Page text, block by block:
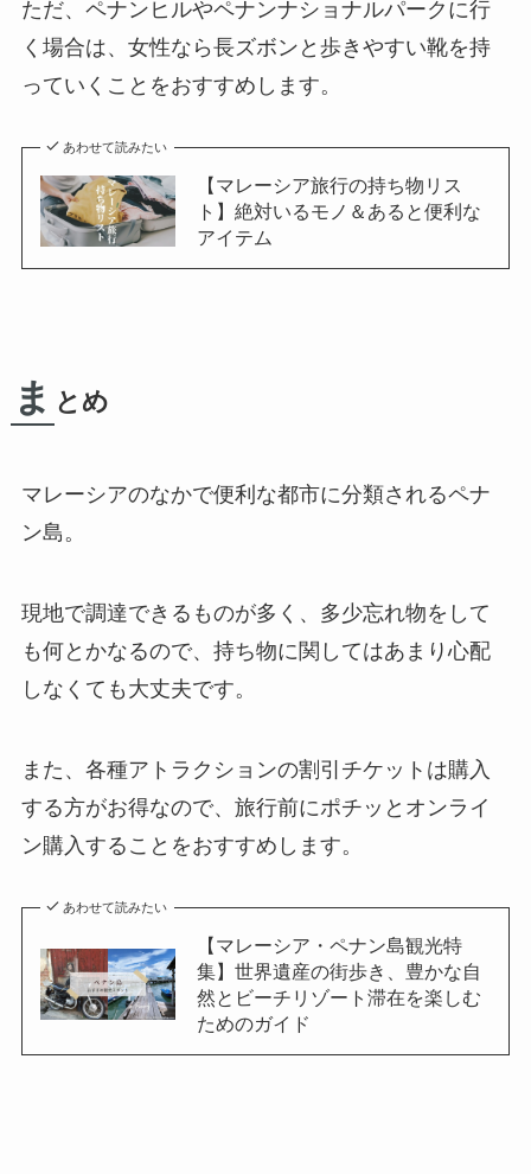
ただ、ペナンヒルやペナンナショナルパークに行
く場合は、女性なら長ズボン と 歩きやすい靴を持
っていくことをおすすめします。
あわせて読みたい
【マレーシア旅行の持ち物リス
ト】絶対いるモノ＆あると便利な
アイテム
ま とめ
マレーシアのなかで便利な都市に分類されるペナ
ン島。
現地で調達できるものが多く、多少忘れ物をして
も何とかなるので、持ち物に関してはあまり心配
しなくても大丈夫です。
また、各種アトラクションの割引チケットは購入
する方がお得なので、旅行前にポチッとオンライ
ン購入することをおすすめします。
あわせて読みたい
【マレーシア・ペナン島観光特
集】世界遺産の街歩き、豊かな自
然とビーチリゾート滞在を楽しむ
ためのガイド